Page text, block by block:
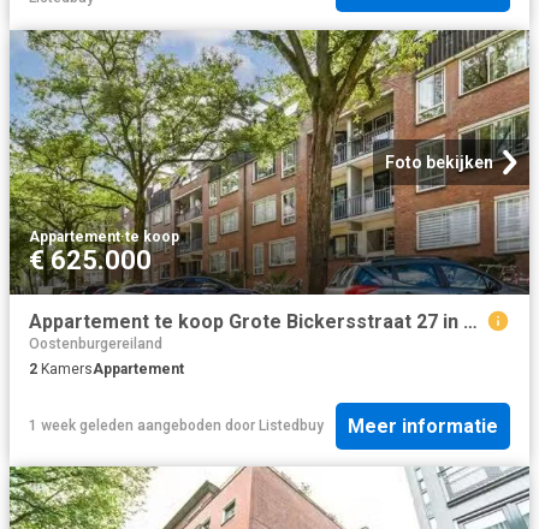
Foto bekijken
Appartement·te koop
€ 625.000
Appartement te koop Grote Bickersstraat 27 in Amsterdam voor €.
Oostenburgereiland
2 KamersAppartement
1 week geleden aangeboden door Listedbuy Meer informatie